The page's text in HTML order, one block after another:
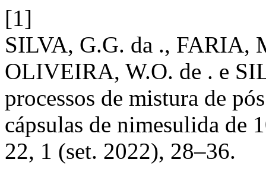
[1]
SILVA, G.G. da ., FARIA,
OLIVEIRA, W.O. de . e
processos de mistura de
cápsulas de nimesulida de
22, 1 (set. 2022), 28–36.